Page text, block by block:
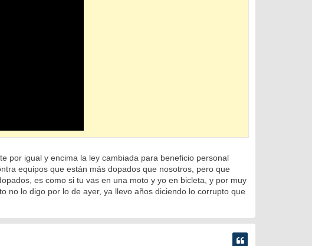
por igual y encima la ley cambiada para beneficio personal
equipos que están más dopados que nosotros, pero que
es como si tu vas en una moto y yo en bicleta, y por muy
no lo digo por lo de ayer, ya llevo años diciendo lo corrupto que